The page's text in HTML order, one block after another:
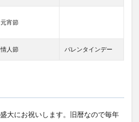
元宵節
情人節 バレンタインデー
大にお祝いします。旧暦なので毎年